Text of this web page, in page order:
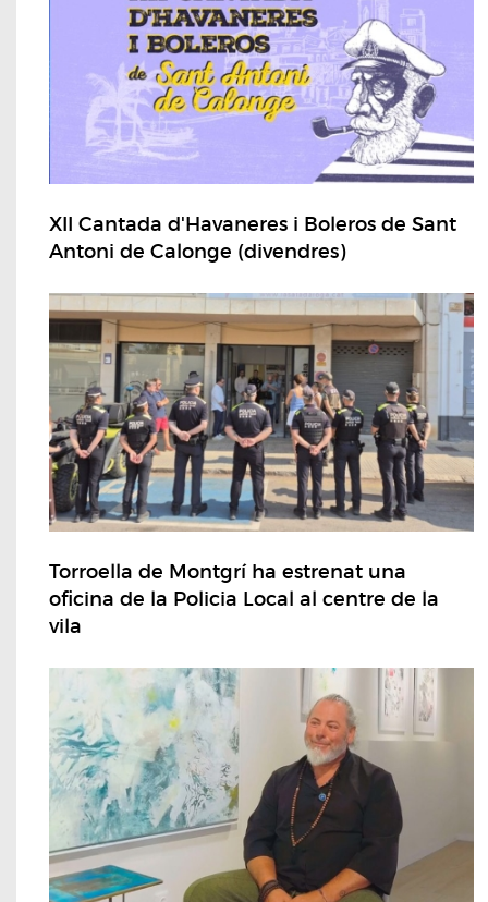
XII Cantada d'Havaneres i Boleros de Sant
Antoni de Calonge (divendres)
Torroella de Montgrí ha estrenat una
oficina de la Policia Local al centre de la
vila